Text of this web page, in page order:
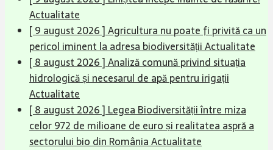
Actualitate
[ 9 august 2026 ]Agricultura nu poate fi privită ca un
pericol iminent la adresa biodiversitățiiActualitate
[ 8 august 2026 ]Analiză comună privind situația
hidrologică și necesarul de apă pentru irigații
Actualitate
[ 8 august 2026 ] Legea Biodiversității între miza
celor 972 de milioane de euro și realitatea aspră a
sectorului bio din RomâniaActualitate